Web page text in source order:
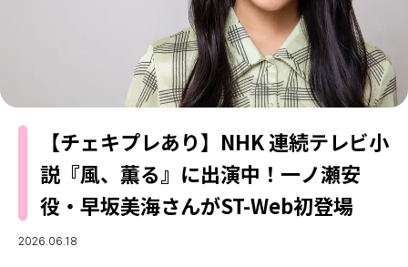
ライフスタイルニュース
JKランキング・アワード
モデルの購入品
お悩み相談
JKトレンドニュース
MODEL'S BLOG
TikTok
Instagram
YouTube
FORTUNE
【チェキプレあり】NHK 連続テレビ小
説『風、薫る』に出演中！一ノ瀬安
役・早坂美海さんがST-Web初登場
2026.06.18